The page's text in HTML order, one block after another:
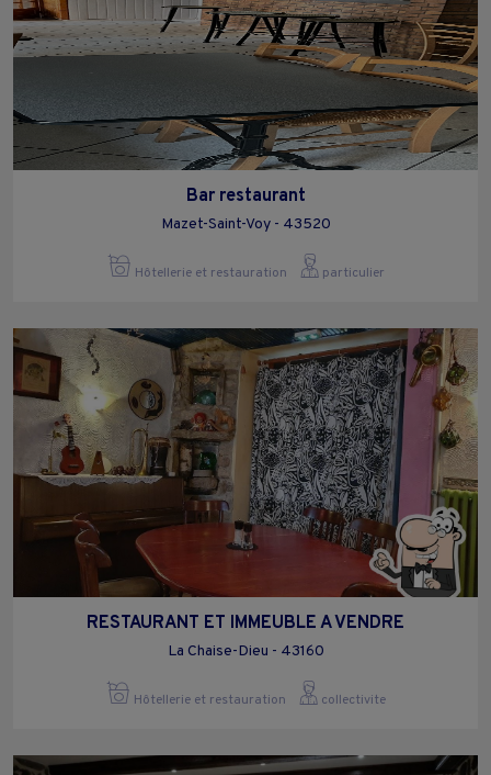
Bar restaurant
Mazet-Saint-Voy - 43520
Hôtellerie et restauration particulier
RESTAURANT ET IMMEUBLE A VENDRE
La Chaise-Dieu - 43160
Hôtellerie et restauration collectivite